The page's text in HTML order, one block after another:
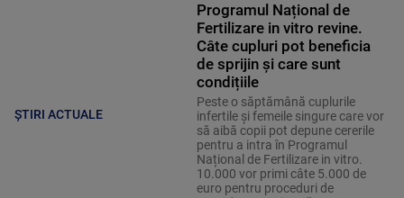
ȘTIRI ACTUALE
Programul Național de
Fertilizare in vitro revine.
Câte cupluri pot beneficia
de sprijin și care sunt
condițiile
Peste o săptămână cuplurile
infertile și femeile singure care vor
să aibă copii pot depune cererile
pentru a intra în Programul
Național de Fertilizare in vitro.
10.000 vor primi câte 5.000 de
euro pentru proceduri de